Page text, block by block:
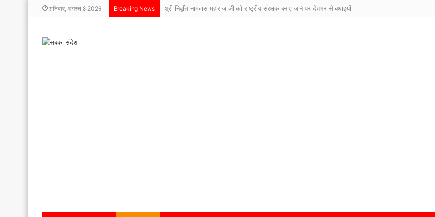
शनिवार, अगस्त 8 2026 Breaking News श्री निवृत्ति नामदास महाराज जी को राष्ट्रीय संरक्षक बनाए जाने पर देशभर से बधाइयों का तांता